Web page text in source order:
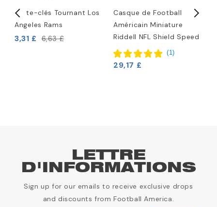
Porte-clés Tournant Los
Angeles Rams
3,31 £ 6,63 £
Casque de Football
Américain Miniature
Riddell NFL Shield Speed
(1)
29,17 £
LETTRE
D'INFORMATIONS
Sign up for our emails to receive exclusive drops
and discounts from Football America.